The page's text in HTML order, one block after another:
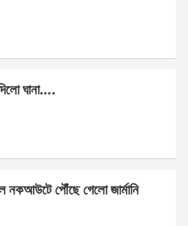
ঘানা….
নকআউটে পৌঁছে গেলো জার্মানি